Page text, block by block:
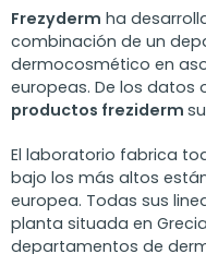
Frezyderm ha
combinación de un
dermocosmético en
europeas. De los datos
productos freziderm
El laboratorio fabrica
bajo los más altos
europea. Todas sus
planta situada en
departamentos de